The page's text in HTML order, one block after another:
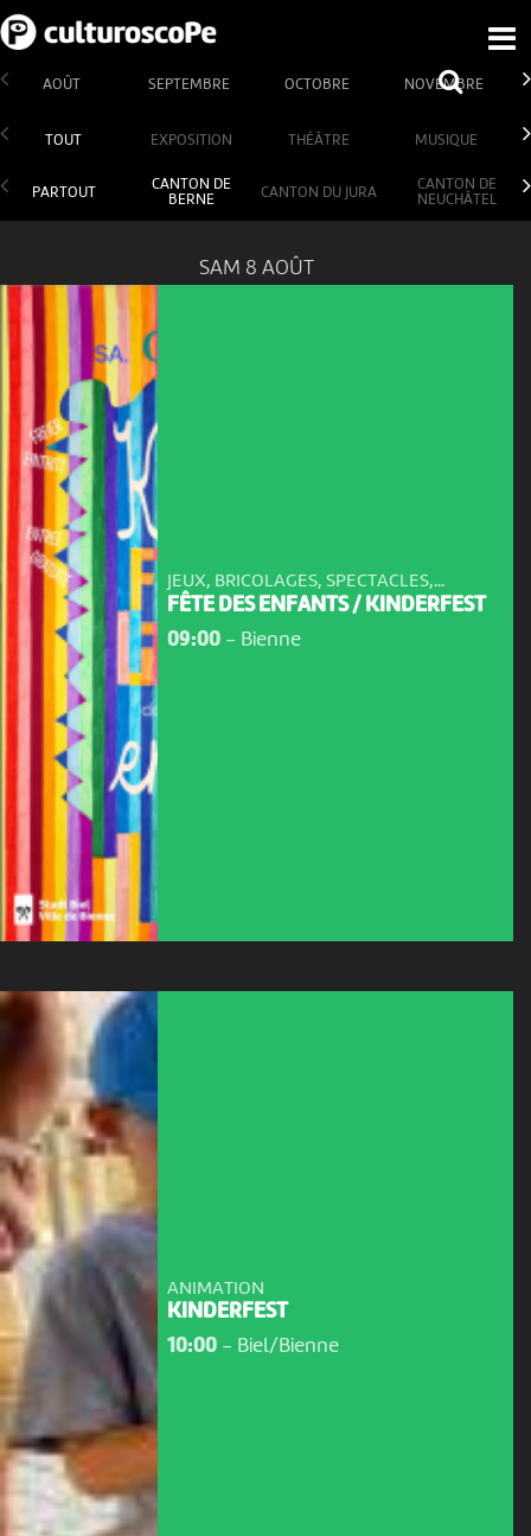
AOÛT SEPTEMBRE OCTOBRE NOVEMBRE
TOUT EXPOSITION THÉÂTRE MUSIQUE
PARTOUT
CANTON DE
BERNE
CANTON DU JURA
CANTON DE
NEUCHÂTEL
SAM 8 AOÛT
JEUX, BRICOLAGES, SPECTACLES,...
FÊTE DES ENFANTS / KINDERFEST
09:00- Bienne
ANIMATION
KINDERFEST
10:00- Biel/Bienne